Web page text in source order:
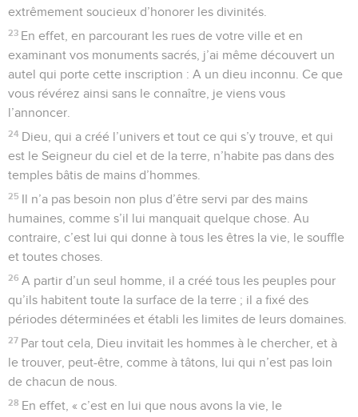
extrêmement soucieux d’honorer les divinités.
23 En effet, en parcourant les rues de votre ville et en
examinant vos monuments sacrés, j’ai même découvert un
autel qui porte cette inscription : A un dieu inconnu. Ce que
vous révérez ainsi sans le connaître, je viens vous
l’annoncer.
24 Dieu, qui a créé l’univers et tout ce qui s’y trouve, et qui
est le Seigneur du ciel et de la terre, n’habite pas dans des
temples bâtis de mains d’hommes.
25 Il n’a pas besoin non plus d’être servi par des mains
humaines, comme s’il lui manquait quelque chose. Au
contraire, c’est lui qui donne à tous les êtres la vie, le souffle
et toutes choses.
26 A partir d’un seul homme, il a créé tous les peuples pour
qu’ils habitent toute la surface de la terre ; il a fixé des
périodes déterminées et établi les limites de leurs domaines.
27 Par tout cela, Dieu invitait les hommes à le chercher, et à
le trouver, peut-être, comme à tâtons, lui qui n’est pas loin
de chacun de nous.
28 En effet, « c’est en lui que nous avons la vie, le